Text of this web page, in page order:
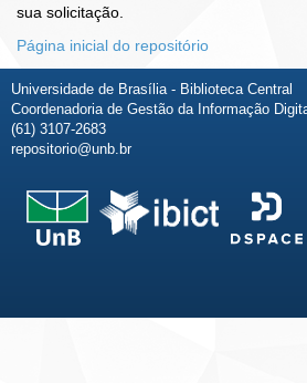
sua solicitação.
Página inicial do repositório
Universidade de Brasília - Biblioteca Central
Coordenadoria de Gestão da Informação
(61) 3107-2683
repositorio@unb.br